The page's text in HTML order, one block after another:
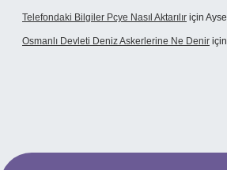
Telefondaki Bilgiler Pcye Nasıl Aktarılır için Aysel
Osmanlı Devleti Deniz Askerlerine Ne Denir için
giriş